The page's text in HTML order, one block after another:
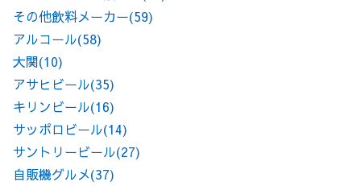
その他飲料メーカー(59)
アルコール(58)
大関(10)
アサヒビール(35)
キリンビール(16)
サッポロビール(14)
サントリービール(27)
自販機グルメ(37)